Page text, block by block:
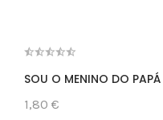
SOU O MENINO DO PAPÁ
1,80 €